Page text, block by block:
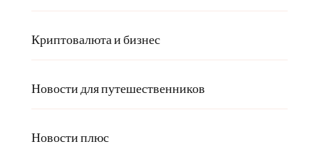
Криптовалюта и бизнес
Новости для путешественников
Новости плюс